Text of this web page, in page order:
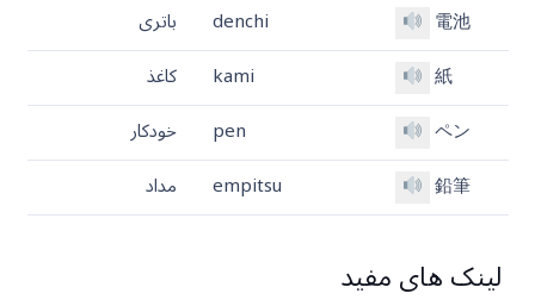
電池
denchi
باتری
紙
kami
کاغذ
ペン
pen
خودکار
鉛筆
empitsu مداد
لینک های مفید